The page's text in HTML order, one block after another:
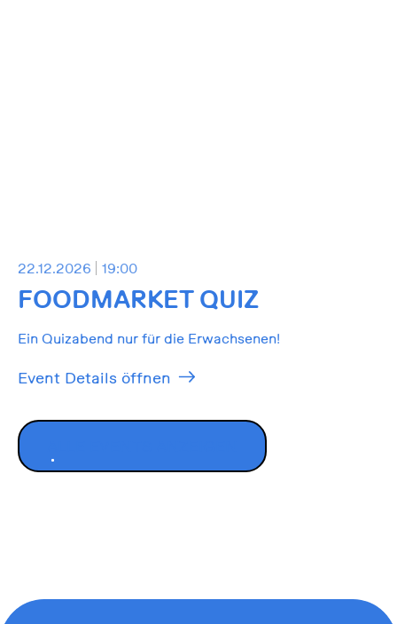
22.12.2026 19:00
FOODMARKET QUIZ
Ein Quizabend nur für die Erwachsenen!
Event Details öffnen